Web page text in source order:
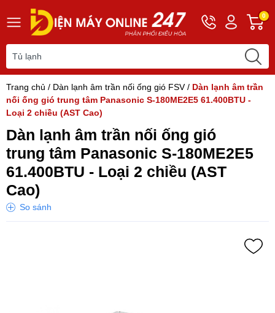
Hotline
0243
Tài
khoản
Khách
0
Trang chủ / Dàn lạnh âm trần nối ống gió FSV/ Dàn lạnh âm trần
nối ống gió trung tâm Panasonic S-180ME2E5 61.400BTU -
Loại 2 chiều (AST Cao)
Dàn lạnh âm trần nối ống gió
trung tâm Panasonic S-180ME2E5
61.400BTU - Loại 2 chiều (AST
Cao)
So sánh